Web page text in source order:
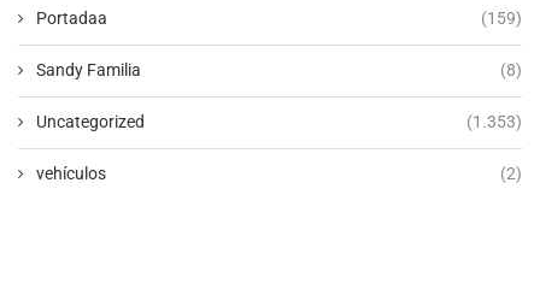
Portadaa (159)
Sandy Familia (8)
Uncategorized (1.353)
vehículos (2)